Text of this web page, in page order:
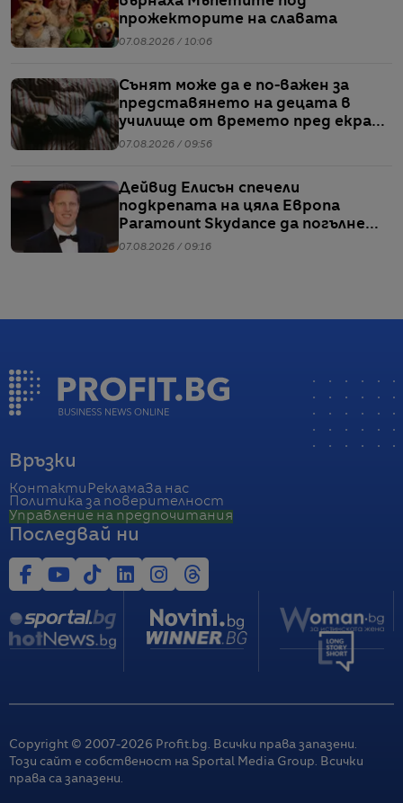
прожекторите на славата
07.08.2026 / 10:06
Сънят може да е по-важен за
представянето на децата в
училище от времето пред екран
или храненето, сочи проучване
07.08.2026 / 09:56
Дейвид Елисън спечели
подкрепата на цяла Европа
Paramount Skydance да погълне
WBD
07.08.2026 / 09:16
Връзки
Контакти РекламаЗа нас
Политика за поверителност
Управление на предпочитания
Последвай ни
Copyright © 2007-2026 Profit.bg. Всички права запазени.
Този сайт е собственост на Sportal Media Group. Всички
права са запазени.